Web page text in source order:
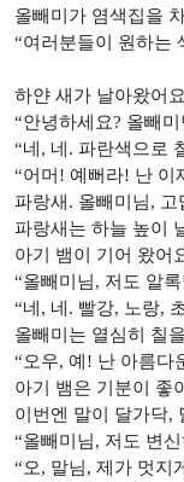
올빼미가 염색집을
“여러분들이 원하는
하얀 새가 날아왔어요
“안녕하세요? 올빼미
“네 , 네 . 파란색으로
“어머 ! 예뻐라! 난 이
파랑새 . 올빼미님, 고
파랑새는 하늘 높이
아기 뱀이 기어 왔어
“올빼미님, 저도 알
“네 , 네 . 빨강, 노랑,
올빼미는 열심히 칠
“오우, 예 ! 난 아름다
아기 뱀은 기분이 좋
이번엔 말이 달가닥,
“올빼미님, 저도 변
“오, 말님, 제가 멋지